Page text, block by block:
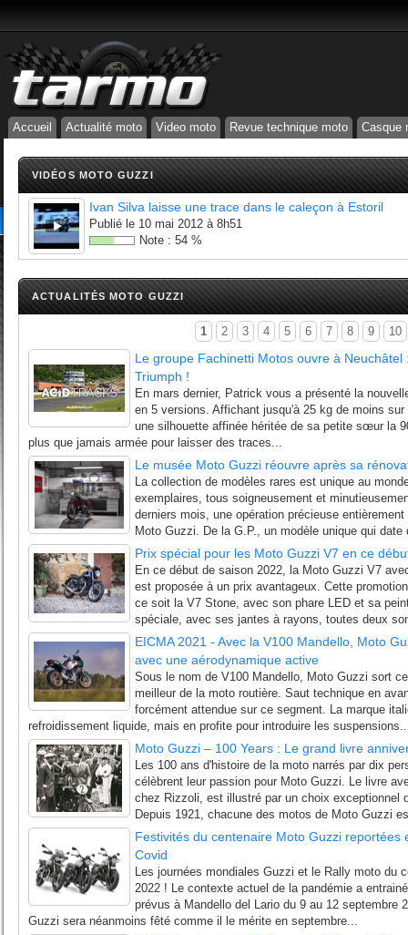
Accueil Actualité moto Video moto Revue technique moto Casque
VIDÉOS MOTO GUZZI
Ivan Silva laisse une trace dans le caleçon à Estoril
Publié le 10 mai 2012 à 8h51
Note : 54 %
ACTUALITÉS MOTO GUZZI
1 2 3 4 5 6 7 8 9 10
Le groupe Fachinetti Motos ouvre à
Triumph !
En mars dernier, Patrick vous a présenté la
en 5 versions. Affichant jusqu'à 25 kg de moins
une silhouette affinée héritée de sa petite sœur la
plus que jamais armée pour laisser des traces...
Le musée Moto Guzzi réouvre après sa
La collection de modèles rares est unique au
exemplaires, tous soigneusement et
derniers mois, une opération précieuse
Moto Guzzi. De la G.P., un modèle unique qui date
Prix spécial pour les Moto Guzzi V7 en ce
En ce début de saison 2022, la Moto Guzzi V7
est proposée à un prix avantageux. Cette
ce soit la V7 Stone, avec son phare LED et sa
spéciale, avec ses jantes à rayons, toutes deux
EICMA 2021 - Avec la V100 Mandello, Moto
avec une aérodynamique active
Sous le nom de V100 Mandello, Moto Guzzi sort
meilleur de la moto routière. Saut technique en
forcément attendue sur ce segment. La marque
refroidissement liquide, mais en profite pour introduire les
Moto Guzzi – 100 Years : Le grand livre
Les 100 ans d'histoire de la moto narrés par dix
célèbrent leur passion pour Moto Guzzi. Le livre
chez Rizzoli, est illustré par un choix exceptionnel
Depuis 1921, chacune des motos de Moto Guzzi
Festivités du centenaire Moto Guzzi reportées
Covid
Les journées mondiales Guzzi et le Rally moto du
2022 ! Le contexte actuel de la pandémie a
prévus à Mandello del Lario du 9 au 12 septembre
Guzzi sera néanmoins fêté comme il le mérite en septembre...